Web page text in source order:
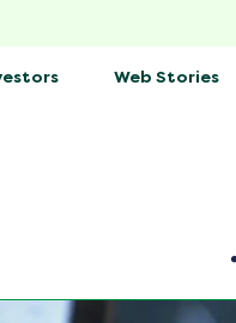
Web Stories